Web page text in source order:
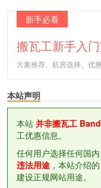
新手必看
搬瓦工新手入
方案推荐、机房选择、优
本站声明
本站 并非搬瓦工
工优惠信息。
任何用户选择任何国
违法用途 ，本站介绍
建设正规网站用途。